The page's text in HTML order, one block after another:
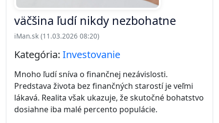
väčšina ľudí nikdy nezbohatne
iMan.sk (11.03.2026 08:20)
Kategória: Investovanie
Mnoho ľudí sníva o finančnej nezávislosti.
Predstava života bez finančných starostí je veľmi
lákavá. Realita však ukazuje, že skutočné bohatstvo
dosiahne iba malé percento populácie.